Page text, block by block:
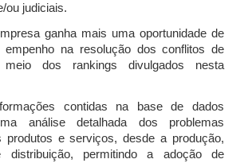
ou judiciais.
ganha mais uma oportunidade de
empenho na resolução dos conflitos de
dos rankings divulgados nesta
contidas na base de dados
análise detalhada dos problemas
produtos e serviços, desde a produção,
distribuição, permitindo a adoção de